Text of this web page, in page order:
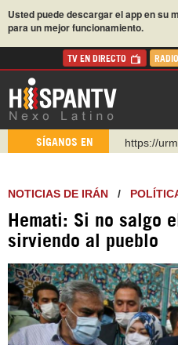
Usted puede descargar el app en su
para un mejor funcionamiento.
TV EN DIRECTO
SÍGANOS EN
https://
https://
https://
https://
NOTICIAS DE IRÁN /
Hemati: Si no salgo
sirviendo al pueblo